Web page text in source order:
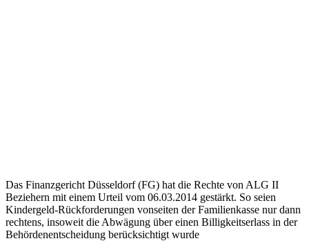
Das Finanzgericht Düsseldorf (FG) hat die Rechte von ALG II
Beziehern mit einem Urteil vom 06.03.2014 gestärkt. So seien
Kindergeld-Rückforderungen vonseiten der Familienkasse nur dann
rechtens, insoweit die Abwägung über einen Billigkeitserlass in der
Behördenentscheidung berücksichtigt wurde